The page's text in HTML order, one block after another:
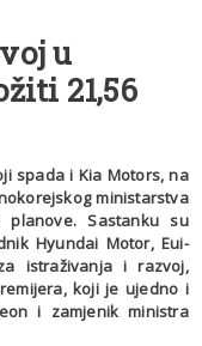
u
21,56
spada i Kia Motors, na
ministarstva
Sastanku su
Hyundai Motor, Eui-
istraživanja i razvoj,
koji je ujedno i
i zamjenik ministra